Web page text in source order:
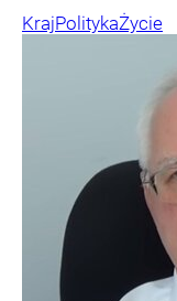
KrajPolitykaŻycie